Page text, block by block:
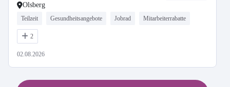
Olsberg
Teilzeit Gesundheitsangebote Jobrad Mitarbeiterrabatte
2
02.08.2026